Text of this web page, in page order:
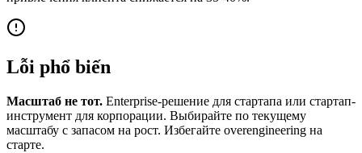
Lỗi phổ biến
Масштаб не тот. Enterprise-решение для стартапа или стартап-
инструмент для корпорации. Выбирайте по текущему
масштабу с запасом на рост. Избегайте overengineering на
старте.